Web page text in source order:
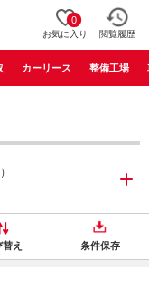
0
お気に入り 閲覧履歴
カーリース 整備工場
え 条件保存